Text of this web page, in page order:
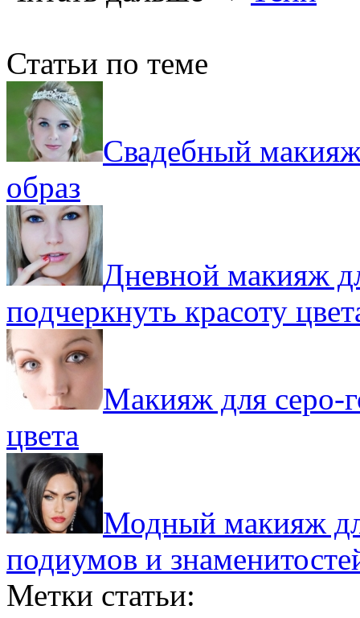
Статьи по теме
Свадебный
образ
Дневной макияж
подчеркнуть красоту
Макияж для серо-
цвета
Модный макияж
подиумов и
Метки статьи: